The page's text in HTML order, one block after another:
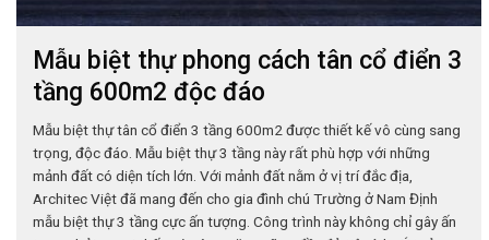
Mẫu biệt thự phong cách tân cổ điển 3
tầng 600m2 độc đáo
Mẫu biệt thự tân cổ điển 3 tầng 600m2 được thiết kế vô cùng sang
trọng, độc đáo. Mẫu biệt thự 3 tầng này rất phù hợp với những
mảnh đất có diện tích lớn. Với mảnh đất nằm ở vị trí đắc địa,
Architec Việt đã mang đến cho gia đình chú Trường ở Nam Định
mẫu biệt thự 3 tầng cực ấn tượng. Công trình này không chỉ gây ấn